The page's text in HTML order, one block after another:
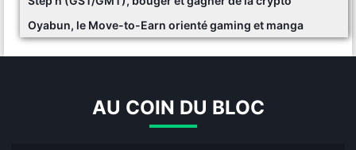
Oyabun, le Move-to-Earn orienté gaming et manga
AU COIN DU BLOC